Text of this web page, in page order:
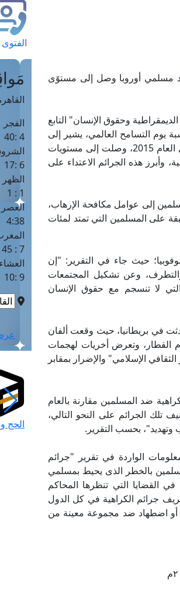
ضد مسلمي أوروبا وصل إلى مستوًى
"مكتب المؤسسات الديمقراطية وحقوق الإنسان" التابع
يوم التسامح العالمي، يشير إلى
أن جرائم الكراهية الناجمة عن التمييز والتعصب ضد المسلمين في أوروبا، خلال العام 2015، وصلت إلى مستويات
من الدول الأوروبية، وأبرز هذه الجرائم الاعتداء على
إلى عوامل مكافحة الإرهاب،
على المسلمين التي تمتد لمئات
حيث جاء في التقرير: "إن
وعن تشكيل المجتمعات
التي لا تنسجم مع حقوق الإنسان
في بريطانيا، حيث وقعت ألفان
محجبة أمام القطار، وتعرض أخريات لهجمات
الإسلامي" والإضرار بمقابر
ضد المسلمين مقارنة بالعام
جريمة في 2015، مقابل 153 عام 2014، وتم تصنيف تلك الجرائم على النحو التالي،
وتهديد"، بحسب التقرير.
الواردة في تقرير "جرائم
المسلمين بالخطر الذى يحيط بمسلمي
القضايا التي تنظرها المحاكم
جرائم الكراهية في كل الدول
أو اضطهاد ضد مجموعة معينة من
الفتوى
القاهرة · 06
الفجر
4 :40
6 :17
الظهر
1 : 1
العصر
4:38
7 : 45
العشاء
9 :10
الحج